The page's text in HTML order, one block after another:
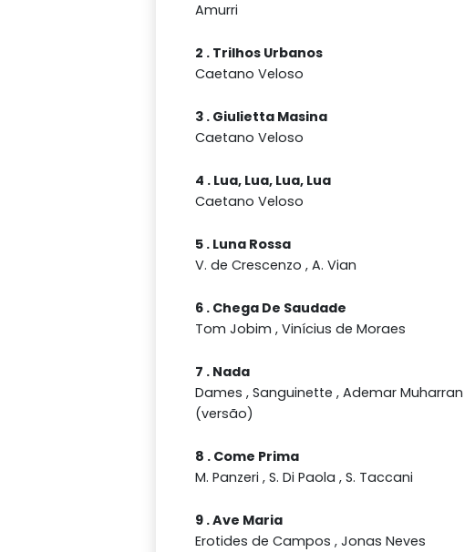
Amurri
2 . Trilhos Urbanos
Caetano Veloso
3 . Giulietta Masina
Caetano Veloso
4 . Lua, Lua, Lua, Lua
Caetano Veloso
5 . Luna Rossa
V. de Crescenzo , A. Vian
6 . Chega De Saudade
Tom Jobim , Vinícius de Moraes
7 . Nada
Dames , Sanguinette , Ademar Muharran
(versão)
8 . Come Prima
M. Panzeri , S. Di Paola , S. Taccani
9 . Ave Maria
Erotides de Campos , Jonas Neves